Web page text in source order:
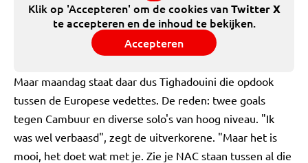
Klik op 'Accepteren' om de cookies vanTwitter X
te accepteren en de inhoud te bekijken.
Accepteren
Maar maandag staat daar dus Tighadouini die opdook
tussen de Europese vedettes. De reden: twee goals
tegen Cambuur en diverse solo's van hoog niveau. "Ik
was wel verbaasd", zegt de uitverkorene. "Maar het is
mooi, het doet wat met je. Zie je NAC staan tussen al die